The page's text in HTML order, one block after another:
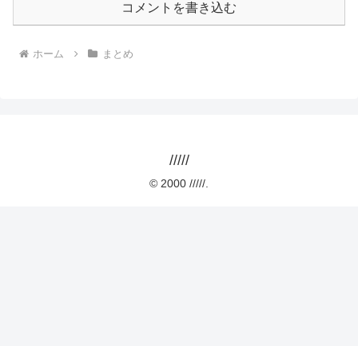
コメントを書き込む
ホーム まとめ
/////
© 2000 /////.